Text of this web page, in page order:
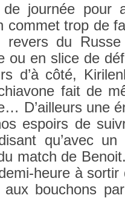
journée pour
com­met trop de
re­v­ers du
ou en slice de
d’à côté,
fait de
D’ail­leurs une
es­poirs de
qu’avec
match de
heure à
bouc­hons